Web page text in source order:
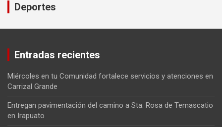
Deportes
Entradas recientes
Miércoles en tu Comunidad fortalece servicios y atenciones en
Carrizal Grande
Entregan pavimentación del camino a Sta. Rosa de Temascatio
en Irapuato